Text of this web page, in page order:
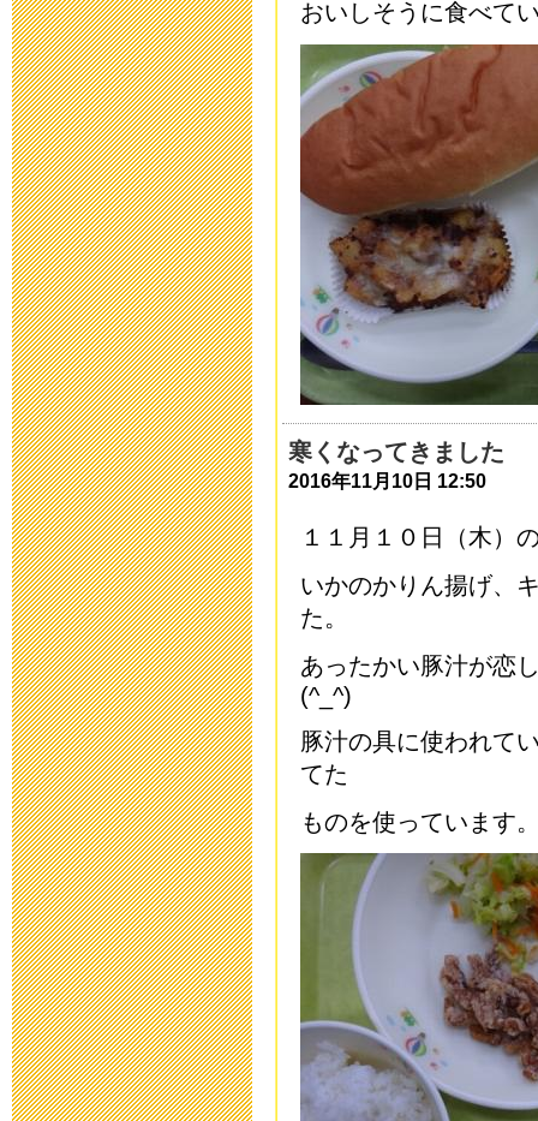
運動会を13日
2019年10月11日
令和2年度 入
2019年9月 2日
育友会夏祭り
2019年7月26日
平成31年度
2019年5月 7日
保健関係書類
2019年3月19日
「わいわい集
2018年9月28日
いじめ防止基
2018年9月 1日
「夏祭り」の
2018年7月27日
2018年度 夏
2018年7月26日
平成30年度
2018年5月 7日
おいしそうに食べて
寒くなってきました
2016年11月10日 12:50
１１月１０日（木）
いかのかりん揚げ、
た。
あったかい豚汁が恋
(^_^)
豚汁の具に使われて
てた
ものを使っています